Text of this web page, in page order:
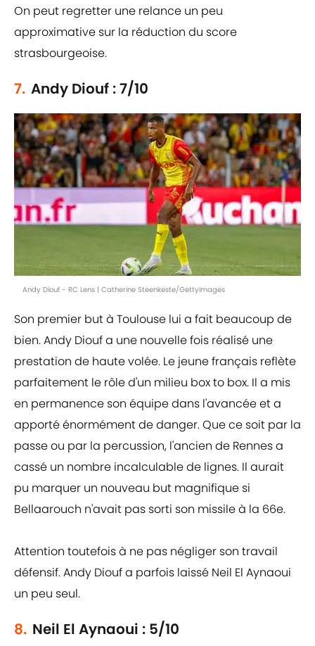
On peut regretter une relance un peu
approximative sur la réduction du score
strasbourgeoise.
7. Andy Diouf : 7/10
Andy Diouf - RC Lens | Catherine Steenkeste/GettyImages
Son premier but à Toulouse lui a fait beaucoup de
bien. Andy Diouf a une nouvelle fois réalisé une
prestation de haute volée. Le jeune français reflète
parfaitement le rôle d'un milieu box to box. Il a mis
en permanence son équipe dans l'avancée et a
apporté énormément de danger. Que ce soit par la
passe ou par la percussion, l'ancien de Rennes a
cassé un nombre incalculable de lignes. Il aurait
pu marquer un nouveau but magnifique si
Bellaarouch n'avait pas sorti son missile à la 66e.
Attention toutefois à ne pas négliger son travail
défensif. Andy Diouf a parfois laissé Neil El Aynaoui
un peu seul.
8. Neil El Aynaoui : 5/10